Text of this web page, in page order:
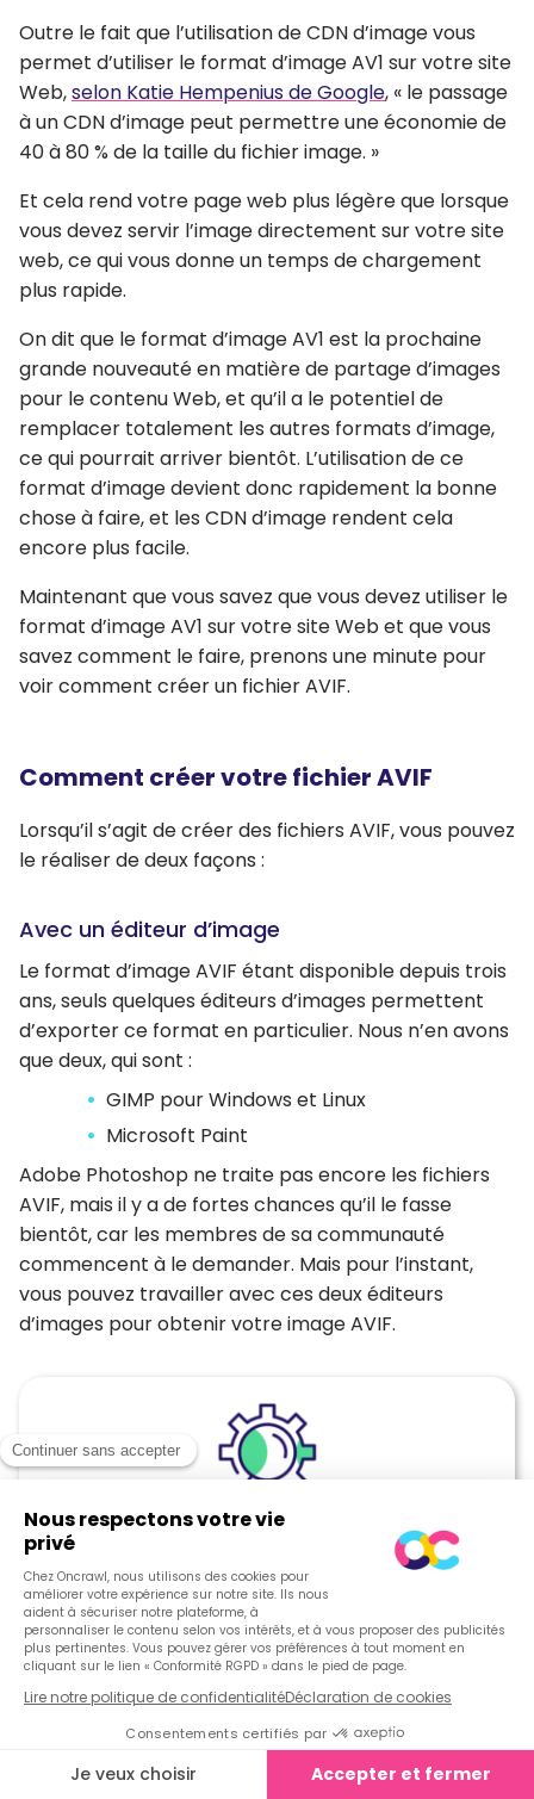
Outre le fait que l’utilisation de CDN d’image vous
permet d’utiliser le format d’image AV1 sur votre site
Web,selon Katie Hempenius de Google, « le passage
à un CDN d’image peut permettre une économie de
40 à 80 % de la taille du fichier image. »
Et cela rend votre page web plus légère que lorsque
vous devez servir l’image directement sur votre site
web, ce qui vous donne un temps de chargement
plus rapide.
On dit que le format d’image AV1 est la prochaine
grande nouveauté en matière de partage d’images
pour le contenu Web, et qu’il a le potentiel de
remplacer totalement les autres formats d’image,
ce qui pourrait arriver bientôt. L’utilisation de ce
format d’image devient donc rapidement la bonne
chose à faire, et les CDN d’image rendent cela
encore plus facile.
Maintenant que vous savez que vous devez utiliser le
format d’image AV1 sur votre site Web et que vous
savez comment le faire, prenons une minute pour
voir comment créer un fichier AVIF.
Comment créer votre fichier AVIF
Lorsqu’il s’agit de créer des fichiers AVIF, vous pouvez
le réaliser de deux façons :
Avec un éditeur d’image
Le format d’image AVIF étant disponible depuis trois
ans, seuls quelques éditeurs d’images permettent
d’exporter ce format en particulier. Nous n’en avons
que deux, qui sont :
GIMP pour Windows et Linux
Microsoft Paint
Adobe Photoshop ne traite pas encore les fichiers
AVIF, mais il y a de fortes chances qu’il le fasse
bientôt, car les membres de sa communauté
commencent à le demander. Mais pour l’instant,
vous pouvez travailler avec ces deux éditeurs
d’images pour obtenir votre image AVIF.
[Ebook] Automatisation du SEO
avec Oncrawl
Découvrez comment résoudre plus facilement les
problèmes de SEO en automatisant les alertes lorsque